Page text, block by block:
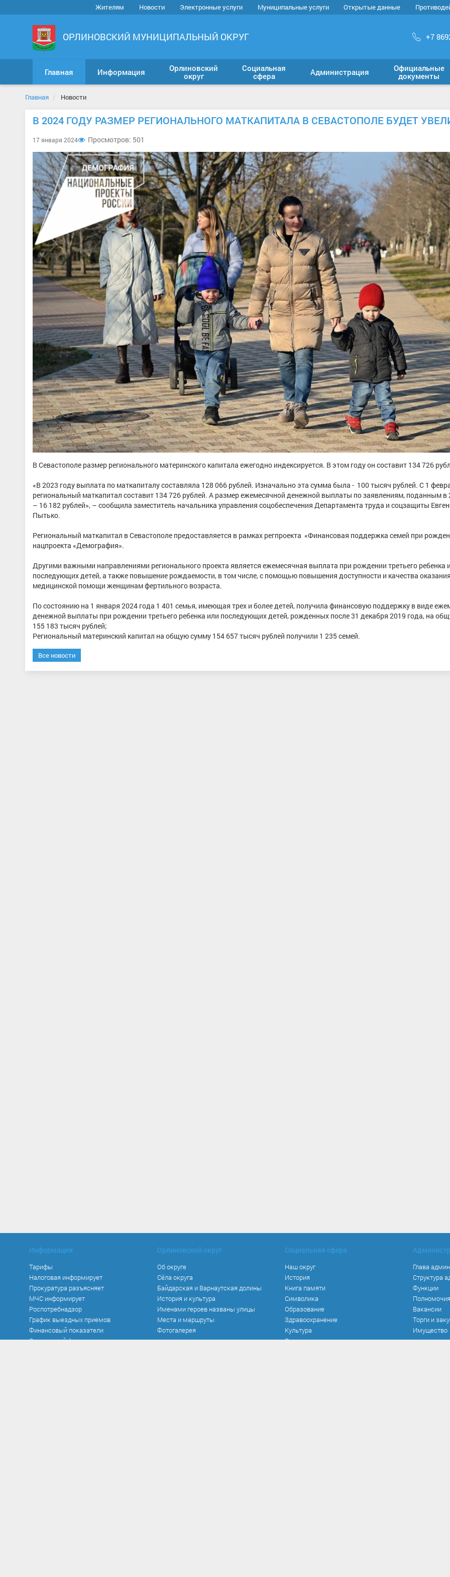
Жителям Новости Электронные услуги Муниципальные услуги Открытые данные
ОРЛИНОВСКИЙ МУНИЦИПАЛЬНЫЙ ОКРУГ +7
Главная Информация
Орлиновский
округ
Социальная
сфера
Администрация
Официальные
документы
Главная Новости
В 2024 ГОДУ РАЗМЕР РЕГИОНАЛЬНОГО МАТКАПИТАЛА В СЕВАСТОПОЛЕ БУДЕТ
17 января 2024 Просмотров: 501
В Севастополе размер регионального материнского капитала ежегодно индексируется. В этом году он составит 134 726
«В 2023 году выплата по маткапиталу составляла 128 066 рублей. Изначально эта сумма была - 100 тысяч рублей. С 1
региональный маткапитал составит 134 726 рублей. А размер ежемесячной денежной выплаты по заявлениям, поданным в
– 16 182 рублей», – сообщила заместитель начальника управления соцобеспечения Департамента труда и соцзащиты
Пытько.
Региональный маткапитал в Севастополе предоставляется в рамках регпроекта «Финансовая поддержка семей при
нацпроекта «Демография».
Другими важными направлениями регионального проекта является ежемесячная выплата при рождении третьего ребенка
последующих детей, а также повышение рождаемости, в том числе, с помощью повышения доступности и качества оказания
медицинской помощи женщинам фертильного возраста.
По состоянию на 1 января 2024 года 1 401 семья, имеющая трех и более детей, получила финансовую поддержку в виде
денежной выплаты при рождении третьего ребенка или последующих детей, рожденных после 31 декабря 2019 года, на
155 183 тысяч рублей;
Региональный материнский капитал на общую сумму 154 657 тысяч рублей получили 1 235 семей.
Все новости
Информация
Тарифы
Налоговая информирует
Прокуратура разъясняет
МЧС информирует
Роспотребнадзор
График выездных приемов
Финансовый показатели
Социальный фонд
Орлиновский округ
Об округе
Сёла округа
Байдарская и Варнаутская долины
История и культура
Именами героев названы улицы
Места и маршруты
Фотогалерея
Социальная сфера
Наш округ
История
Книга памяти
Символика
Образование
Здравоохранение
Культура
Спорт
Глава
Структура
Функции
Полномочия
Вакансии
Торги и
Имущество